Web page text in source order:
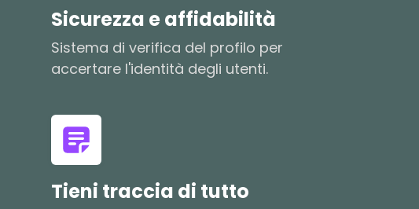
Sicurezza e affidabilità
Sistema di verifica del profilo per
accertare l'identità degli utenti.
Tieni traccia di tutto